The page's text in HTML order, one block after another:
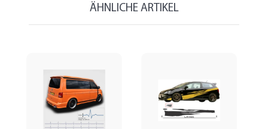
ÄHNLICHE ARTIKEL